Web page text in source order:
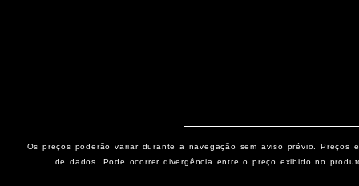
Os preços poderão variar durante a navegação sem aviso prévio.
de dados. Pode ocorrer divergência entre o preço exibido no